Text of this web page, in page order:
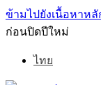
ข้ามไปยังเนื้อหาหลั
ก่อนปิดปีใหม่
ไทย